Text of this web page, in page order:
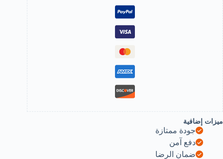
Accessories
Angle
Grinding
Wheel-
B0F222Z76M
ميزات إضافية
جودة ممتازة
دفع آمن
ضمان الرضا